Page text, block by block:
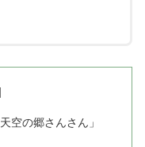
空の郷さんさん」